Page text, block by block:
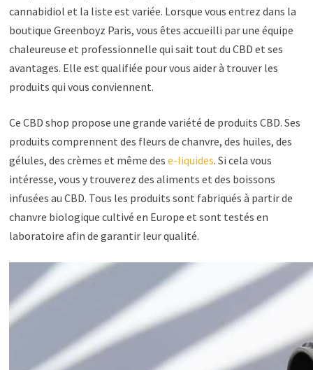
cannabidiol et la liste est variée. Lorsque vous entrez dans la
boutique Greenboyz Paris, vous êtes accueilli par une équipe
chaleureuse et professionnelle qui sait tout du CBD et ses
avantages. Elle est qualifiée pour vous aider à trouver les
produits qui vous conviennent.
Ce CBD shop propose une grande variété de produits CBD. Ses
produits comprennent des fleurs de chanvre, des huiles, des
gélules, des crèmes et même dese-liquides. Si cela vous
intéresse, vous y trouverez des aliments et des boissons
infusées au CBD. Tous les produits sont fabriqués à partir de
chanvre biologique cultivé en Europe et sont testés en
laboratoire afin de garantir leur qualité.